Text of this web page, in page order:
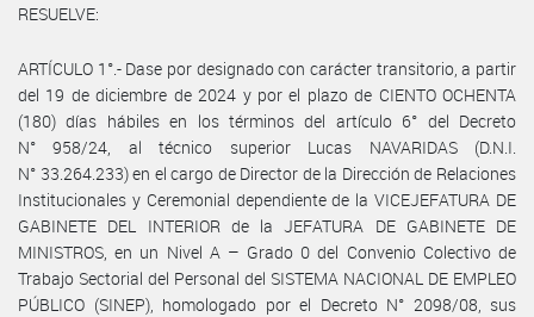
RESUELVE:
ARTÍCULO 1°.- Dase por designado con carácter transitorio, a partir
del 19 de diciembre de 2024 y por el plazo de CIENTO OCHENTA
(180) días hábiles en los términos del artículo 6° del Decreto
N° 958/24, al técnico superior Lucas NAVARIDAS (D.N.I.
N° 33.264.233) en el cargo de Director de la Dirección de Relaciones
Institucionales y Ceremonial dependiente de la VICEJEFATURA DE
GABINETE DEL INTERIOR de la JEFATURA DE GABINETE DE
MINISTROS, en un Nivel A – Grado 0 del Convenio Colectivo de
Trabajo Sectorial del Personal del SISTEMA NACIONAL DE EMPLEO
PÚBLICO (SINEP), homologado por el Decreto N° 2098/08, sus